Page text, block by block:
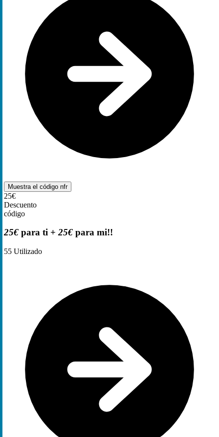
Muestra el código nfr
25€
Descuento
código
25€ para ti +25€ para mi!!
55 Utilizado